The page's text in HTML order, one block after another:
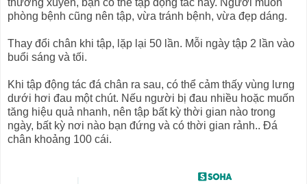
thường xuyên, bạn có thể tập động tác này. Người muốn
phòng bệnh cũng nên tập, vừa tránh bệnh, vừa đẹp dáng.
Thay đổi chân khi tập, lặp lại 50 lần. Mỗi ngày tập 2 lần vào
buổi sáng và tối.
Khi tập động tác đá chân ra sau, có thể cảm thấy vùng lưng
dưới hơi đau một chút. Nếu người bị đau nhiều hoặc muốn
tăng hiệu quả nhanh, nên tập bất kỳ thời gian nào trong
ngày, bất kỳ nơi nào bạn đứng và có thời gian rảnh.. Đá
chân khoảng 100 cái.